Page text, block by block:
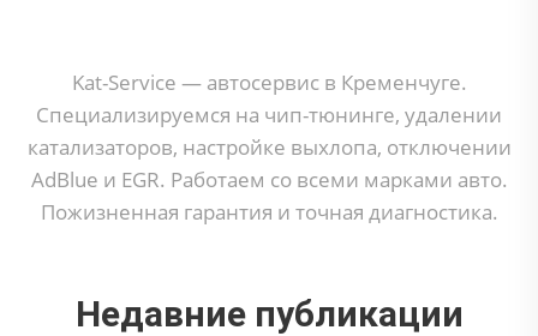
Kat-Service — автосервис в Кременчуге.
Специализируемся на чип-тюнинге, удалении
катализаторов, настройке выхлопа, отключении
AdBlue и EGR. Работаем со всеми марками авто.
Пожизненная гарантия и точная диагностика.
Недавние публикации